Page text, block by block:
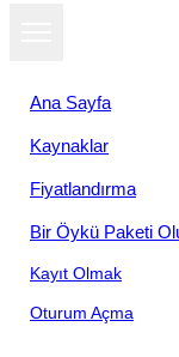
Ana Sayfa
Kaynaklar
Fiyatlandırma
Bir Öykü Paketi
Kayıt Olmak
Oturum Açma
Slayt gösterisi
olarak
görüntüle